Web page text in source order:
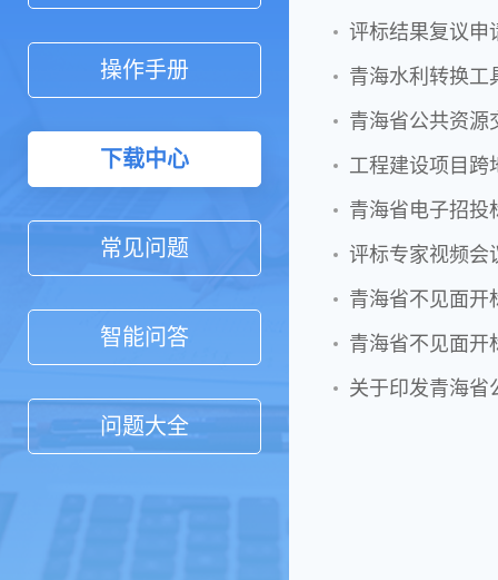
操作手册
下载中心
常见问题
智能问答
问题大全
评标结果复议申
青海水利转换工
青海省公共资源
工程建设项目跨
青海省电子招投
评标专家视频会
青海省不见面开
青海省不见面开
关于印发青海省